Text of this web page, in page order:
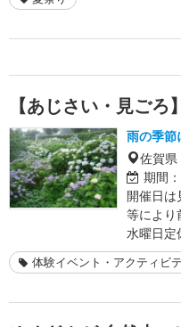
【あじさい・見ごろ
雨の季節
佐賀県
期間：
開催日
等により
水曜日定
体験イベント・アクティビ